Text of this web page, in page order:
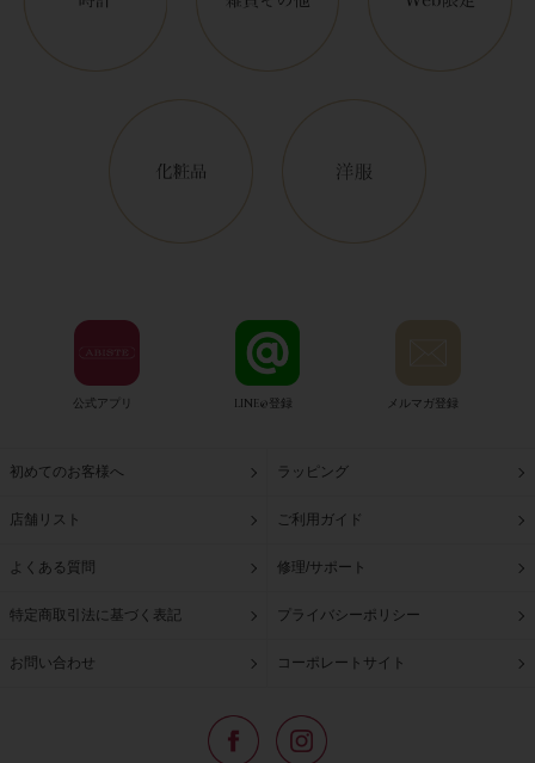
公式アプリ LINE@登録 メルマガ登録
初めてのお客様へ ラッピング
店舗リスト ご利用ガイド
よくある質問 修理/サポート
特定商取引法に基づく表記 プライバシーポリシー
お問い合わせ コーポレートサイト